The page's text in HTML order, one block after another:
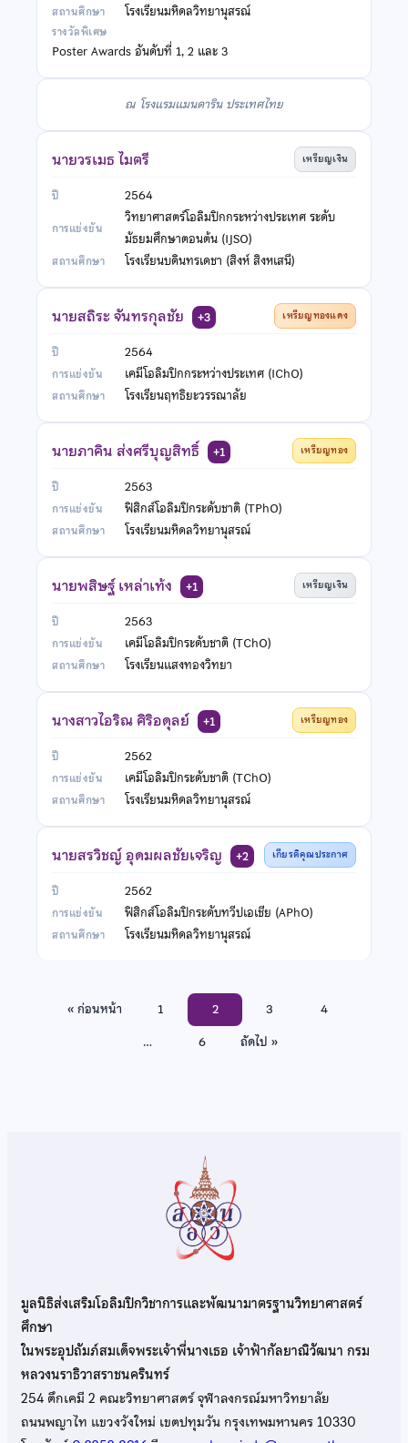
โรงเรียนมหิดลวิทยานุสรณ์
Poster Awards อันดับที่ 1, 2 และ 3
ณ โรงแรมแมนดาริน ประเทศไทย
นายวรเมธ ไมตรี
2564
วิทยาศาสตร์โอลิมปิกกระหว่างประเทศ ระดับ
มัธยมศึกษาตอนต้น (IJSO)
เหรียญเงิน
โรงเรียนบดินทรเดชา (สิงห์ สิงหเสนี)
นายสถิระ จันทรกุลชัย +3
2564
เคมีโอลิมปิกกระหว่างประเทศ (IChO)
เหรียญทองแดง
โรงเรียนฤทธิยะวรรณาลัย
นายภาคิน ส่งศรีบุญสิทธิ์ +1
2563
ฟิสิกส์โอลิมปิกระดับชาติ (TPhO)
เหรียญทอง
โรงเรียนมหิดลวิทยานุสรณ์
นายพสิษฐ์ เหล่าเท้ง +1
2563
เคมีโอลิมปิกระดับชาติ (TChO)
เหรียญเงิน
โรงเรียนเเสงทองวิทยา
นางสาวไอริณ ศิริอดุลย์ +1
2562
เคมีโอลิมปิกระดับชาติ (TChO)
เหรียญทอง
โรงเรียนมหิดลวิทยานุสรณ์
นายสรวิชญ์ อุดมผลชัยเจริญ +2
2562
ฟิสิกส์โอลิมปิกระดับทวีปเอเชีย (APhO)
เกียรติคุณประกาศ
โรงเรียนมหิดลวิทยานุสรณ์
« ก่อนหน้า 1 2 3
4
…
6 ถัดไป »
มูลนิธิส่งเสริมโอลิมปิกวิชาการและพัฒนามาตรฐานวิทยาศาสตร์
ศึกษา
ในพระอุปถัมภ์สมเด็จพระเจ้าพี่นางเธอ เจ้าฟ้ากัลยาณิวัฒนา กรม
หลวงนราธิวาสราชนครินทร์
254 ตึกเคมี 2 คณะวิทยาศาสตร์ จุฬาลงกรณ์มหาวิทยาลัย
ถนนพญาไท แขวงวังใหม่ เขตปทุมวัน กรุงเทพมหานคร 10330